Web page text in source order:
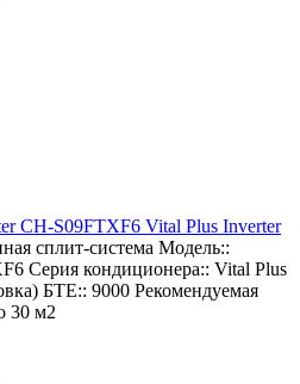
CH-S09FTXF6 Vital Plus Inverter
сплит-система Модель::
Серия кондиционера:: Vital Plus
БТЕ:: 9000 Рекомендуемая
30 м2